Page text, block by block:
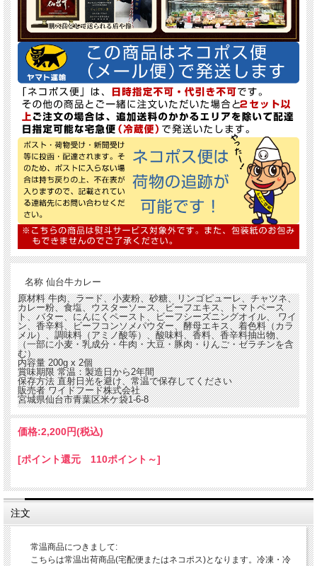
1.仙台牛すき焼き煮カレー
なカレーに早変わり！
名称 仙台牛カレー
原材料 牛肉、ラード、小麦粉、砂糖、リンゴピューレ、チャツネ、
カレー粉、食塩、ウスターソース、ビーフエキス、トマトペース
ト、バター、にんにくペースト、ビーフシーズニングオイル、 ワイ
ン、香辛料、ビーフコンソメパウダー、酵母エキス、着色料（カラ
メル）、調味料（アミノ酸等）、酸味料、香料、香辛料抽出物、
（一部に小麦・乳成分・牛肉・大豆・豚肉・りんご・ゼラチンを含
む）
内容量 200g x 2個
賞味期限 常温：製造日から2年間
保存方法 直射日光を避け、常温で保存してください
販売者 ワイドフード株式会社
宮城県仙台市青葉区米ケ袋1-6-8
価格:2,200円(税込)
[ポイント還元 110ポイント～]
注文
常温商品につきまして:
こちらは常温出荷商品(宅配便またはネコポス)となります。冷凍・冷